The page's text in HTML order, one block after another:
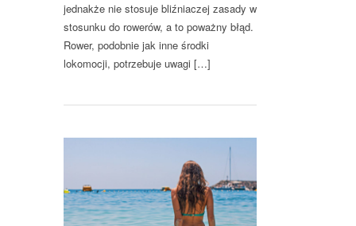
jednakże nie stosuje bliźniaczej zasady w
stosunku do rowerów, a to poważny błąd.
Rower, podobnie jak inne środki
lokomocji, potrzebuje uwagi […]